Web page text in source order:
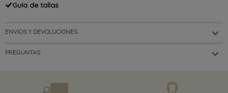
Guía de tallas
ENVIOS Y DEVOLUCIONES
PREGUNTAS